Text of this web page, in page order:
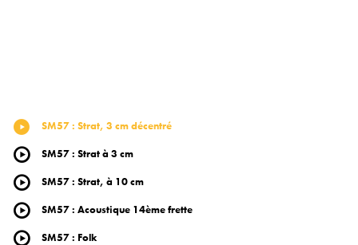
SM57: Strat, 3 cm décentré
SM57: Strat à 3 cm
SM57: Strat, à 10 cm
SM57: Acoustique 14ème frette
SM57: Folk